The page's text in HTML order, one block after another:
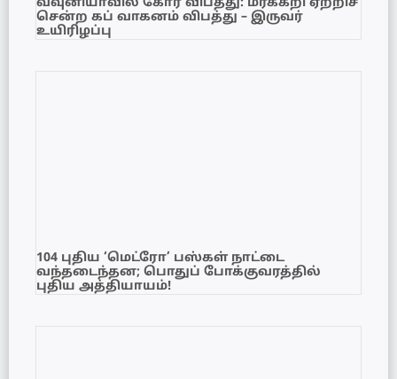
சென்ற கப் வாகனம் விபத்து – இருவர்
உயிரிழப்பு
104 புதிய ‘மெட்ரோ’ பஸ்கள் நாட்டை
வந்தடைந்தன; பொதுப் போக்குவரத்தில்
புதிய அத்தியாயம்!